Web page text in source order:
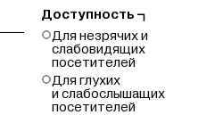
Доступность 
Для незрячих и
слабовидящих
посетителей
Для глухих
и слабослышащих
посетителей